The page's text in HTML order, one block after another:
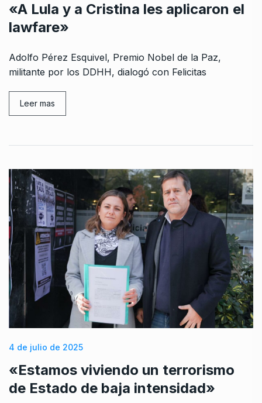
«A Lula y a Cristina les aplicaron el
lawfare»
Adolfo Pérez Esquivel, Premio Nobel de la Paz,
militante por los DDHH, dialogó con Felicitas
Leer mas
4 de julio de 2025
«Estamos viviendo un terrorismo
de Estado de baja intensidad»